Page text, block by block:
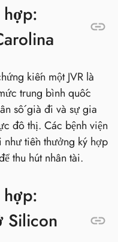
kiến một JVR là
trung bình quốc
số già đi và sự gia
đô thị. Các bệnh viện
tiền thưởng ký hợp
thu hút nhân tài.
Silicon